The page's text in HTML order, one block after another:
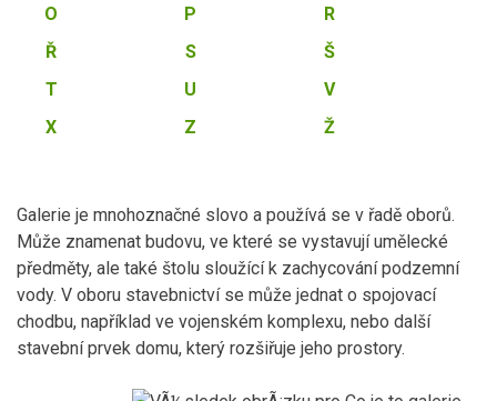
O
P
R
Ř
S
Š
T
U
V
X
Z Ž
Galerie je mnohoznačné slovo a používá se v řadě oborů.
Může znamenat budovu, ve které se vystavují umělecké
předměty, ale také štolu sloužící k zachycování podzemní
vody. V oboru stavebnictví se může jednat o spojovací
chodbu, například ve vojenském komplexu, nebo další
stavební prvek domu, který rozšiřuje jeho prostory.